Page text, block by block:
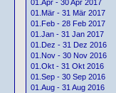
01.Apr - 30 Apr 2017
01.Mär - 31 Mär 2017
01.Feb - 28 Feb 2017
01.Jan - 31 Jan 2017
01.Dez - 31 Dez 2016
01.Nov - 30 Nov 2016
01.Okt - 31 Okt 2016
01.Sep - 30 Sep 2016
01.Aug - 31 Aug 2016